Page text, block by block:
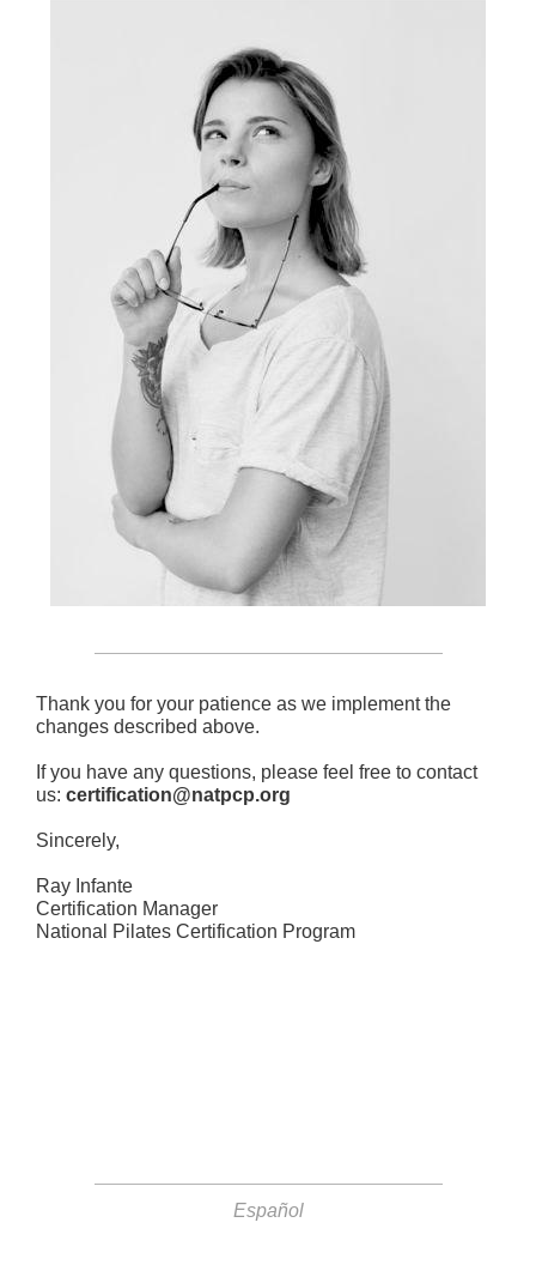
Thank you for your patience as we implement the
changes described above.
If you have any questions, please feel free to contact
us: certification@natpcp.org
Sincerely,
Ray Infante
Certification Manager
National Pilates Certification Program
Español